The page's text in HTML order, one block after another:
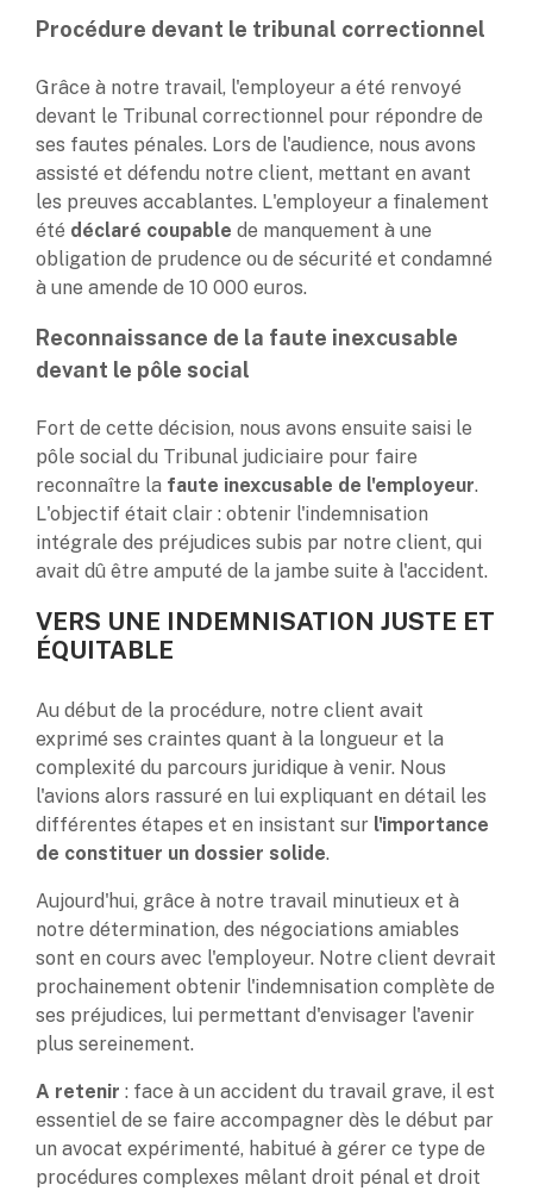
Procédure devant le tribunal correctionnel
Grâce à notre travail, l'employeur a été renvoyé
devant le Tribunal correctionnel pour répondre de
ses fautes pénales. Lors de l'audience, nous avons
assisté et défendu notre client, mettant en avant
les preuves accablantes. L'employeur a finalement
été déclaré coupable de manquement à une
obligation de prudence ou de sécurité et condamné
à une amende de 10 000 euros.
Reconnaissance de la faute inexcusable
devant le pôle social
Fort de cette décision, nous avons ensuite saisi le
pôle social du Tribunal judiciaire pour faire
reconnaître la faute inexcusable de l'employeur.
L'objectif était clair : obtenir l'indemnisation
intégrale des préjudices subis par notre client, qui
avait dû être amputé de la jambe suite à l'accident.
VERS UNE INDEMNISATION JUSTE ET
ÉQUITABLE
Au début de la procédure, notre client avait
exprimé ses craintes quant à la longueur et la
complexité du parcours juridique à venir. Nous
l'avions alors rassuré en lui expliquant en détail les
différentes étapes et en insistant sur l'importance
de constituer un dossier solide.
Aujourd'hui, grâce à notre travail minutieux et à
notre détermination, des négociations amiables
sont en cours avec l'employeur. Notre client devrait
prochainement obtenir l'indemnisation complète de
ses préjudices, lui permettant d'envisager l'avenir
plus sereinement.
A retenir : face à un accident du travail grave, il est
essentiel de se faire accompagner dès le début par
un avocat expérimenté, habitué à gérer ce type de
procédures complexes mêlant droit pénal et droit